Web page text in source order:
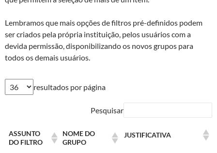
Lembramos que mais opções de filtros pré-definidos podem
ser criados pela própria instituição, pelos usuários com a
devida permissão, disponibilizando os novos grupos para
todos os demais usuários.
resultados por página
Pesquisar
ASSUNTO
DO FILTRO
NOME DO
GRUPO
JUSTIFICATIVA